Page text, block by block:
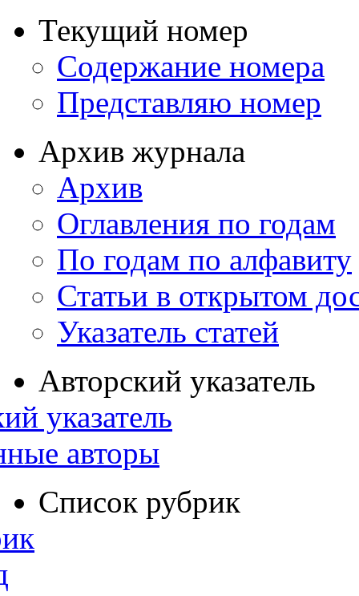
Текущий номер
Содержание номера
Представляю номер
Архив журнала
Архив
Оглавления по годам
По годам по алфавиту
Статьи в открытом
Указатель статей
Авторский указатель
указатель
авторы
Список рубрик